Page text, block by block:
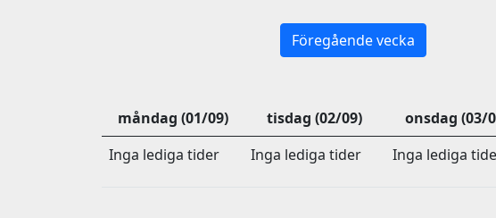
Föregående vecka
måndag (01/09) tisdag (02/09) onsdag (03/
Inga lediga tider
Inga lediga tider Inga lediga